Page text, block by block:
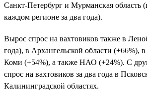
Санкт-Петербург и Мурманская область
каждом регионе за два года).
Вырос спрос на вахтовиков также в
года), в Архангельской области (+66%),
Коми (+54%), а также НАО (+24%). С
спрос на вахтовиков за два года в
Калининградской областях.